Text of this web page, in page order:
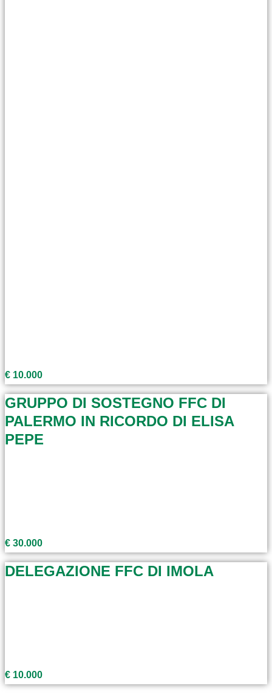
€ 10.000
GRUPPO DI SOSTEGNO FFC DI
PALERMO IN RICORDO DI ELISA
PEPE
€ 30.000
DELEGAZIONE FFC DI IMOLA
€ 10.000